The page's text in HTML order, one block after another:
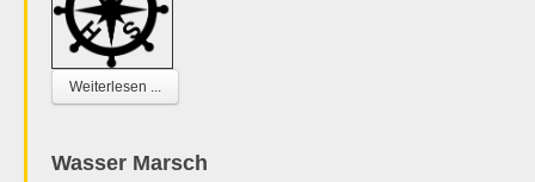
Weiterlesen ...
Wasser Marsch